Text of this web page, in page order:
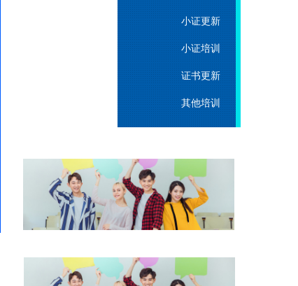
小证更新
小证培训
证书更新
其他培训